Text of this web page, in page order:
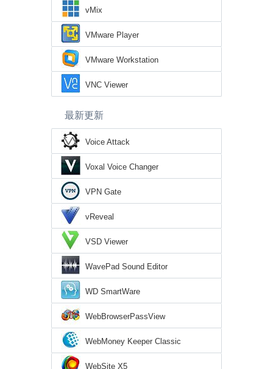
vMix
VMware Player
VMware Workstation
VNC Viewer
最新更新
Voice Attack
Voxal Voice Changer
VPN Gate
vReveal
VSD Viewer
WavePad Sound Editor
WD SmartWare
WebBrowserPassView
WebMoney Keeper Classic
WebSite X5